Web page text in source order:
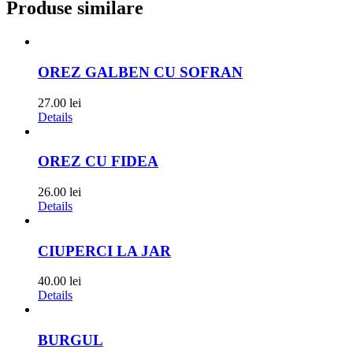
Produse similare
OREZ GALBEN CU SOFRAN
27.00 lei
Details
OREZ CU FIDEA
26.00 lei
Details
CIUPERCI LA JAR
40.00 lei
Details
BURGUL